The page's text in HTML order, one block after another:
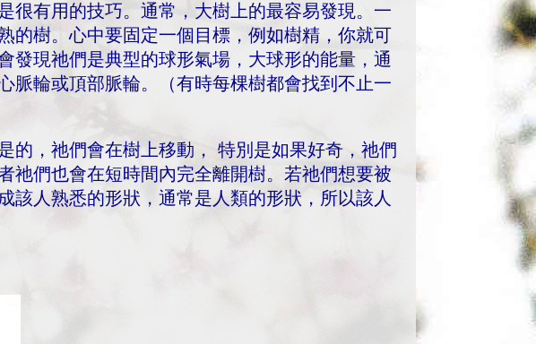
很有用的技巧。通常，大樹上的最容易發現。一
的樹。心中要固定一個目標，例如樹精，你就可
發現祂們是典型的球形氣場，大球形的能量，通
脈輪或頂部脈輪。（有時每棵樹都會找到不止一
的，祂們會在樹上移動， 特別是如果好奇，祂們
祂們也會在短時間內完全離開樹。若祂們想要被
該人熟悉的形狀，通常是人類的形狀，所以該人